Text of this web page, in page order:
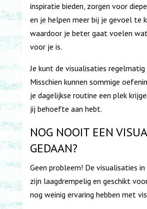
inspiratie bieden, zorgen voor
en je helpen meer bij je gevoel te
waardoor je beter gaat voelen
voor je is.
Je kunt de visualisaties regelmatig
Misschien kunnen sommige
je dagelijkse routine een plek
jij behoefte aan hebt.
NOG NOOIT EEN
GEDAAN?
Geen probleem! De visualisaties
zijn laagdrempelig en geschikt
nog weinig ervaring hebben met